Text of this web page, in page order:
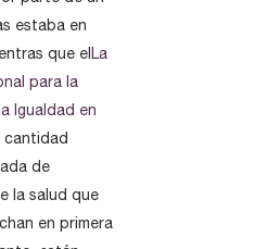
estaba en
que elLa
para la
Igualdad en
cantidad
de
la salud que
en primera